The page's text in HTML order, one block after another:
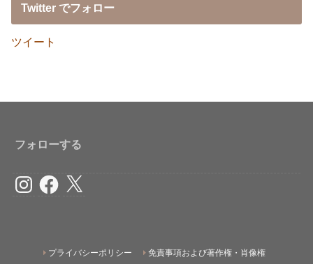
Twitter でフォロー
ツイート
フォローする
InstagramFacebook
X
プライバシーポリシー 免責事項および著作権・肖像権